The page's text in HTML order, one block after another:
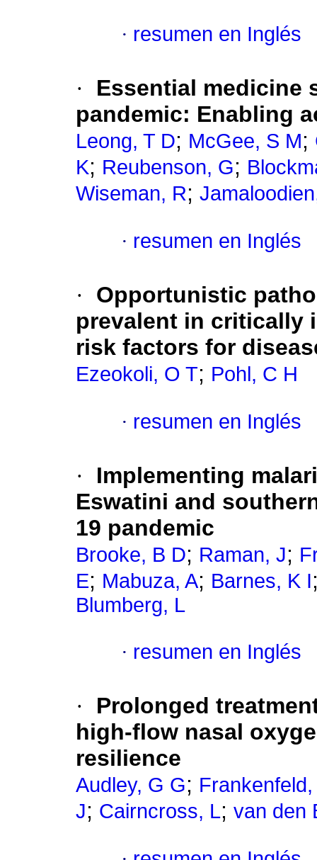
· resumen en Inglés
·
Essential medicine
pandemic: Enabling
Leong, T D; McGee, S M;
K; Reubenson, G;
Wiseman, R;
· resumen en Inglés
·
Opportunistic
prevalent in critically
risk factors for
Ezeokoli, O T; Pohl, C H
· resumen en Inglés
·
Implementing
Eswatini and
19 pandemic
Brooke, B D; Raman, J;
E; Mabuza, A; Barnes, K I
Blumberg, L
· resumen en Inglés
·
Prolonged
high-flow nasal
resilience
Audley, G G;
J; Cairncross, L; van den